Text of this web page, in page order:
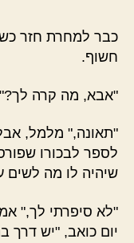
כבר למחרת חזר
חשוף.
"אבא, מה קרה
"תאונה," מלמל,
לספר לבכורו
שיהיה לו מה לשים
"לא סיפרתי לך,"
יום כואב, "יש דרך